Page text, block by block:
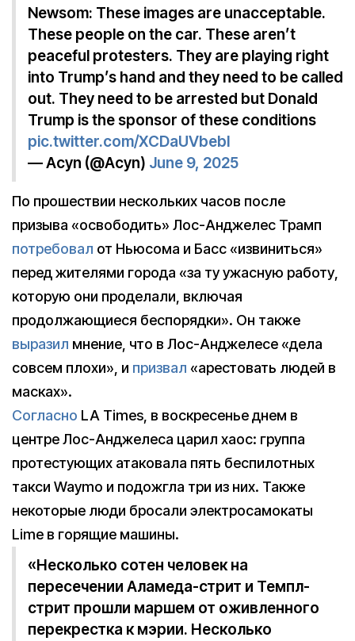
Newsom: These images are unacceptable.
These people on the car. These aren’t
peaceful protesters. They are playing right
into Trump’s hand and they need to be called
out. They need to be arrested but Donald
Trump is the sponsor of these conditions
pic.twitter.com/XCDaUVbebl
— Acyn (@Acyn) June 9, 2025
По прошествии нескольких часов после
призыва «освободить» Лос-Анджелес Трамп
потребовал от Ньюсома и Басс «извиниться»
перед жителями города «за ту ужасную работу,
которую они проделали, включая
продолжающиеся беспорядки». Он также
выразил мнение, что в Лос-Анджелесе «дела
совсем плохи», и призвал «арестовать людей в
масках».
Согласно LA Times, в воскресенье днем в
центре Лос-Анджелеса царил хаос: группа
протестующих атаковала пять беспилотных
такси Waymo и подожгла три из них. Также
некоторые люди бросали электросамокаты
Lime в горящие машины.
«Несколько сотен человек на
пересечении Аламеда-стрит и Темпл-
стрит прошли маршем от оживленного
перекрестка к мэрии. Несколько